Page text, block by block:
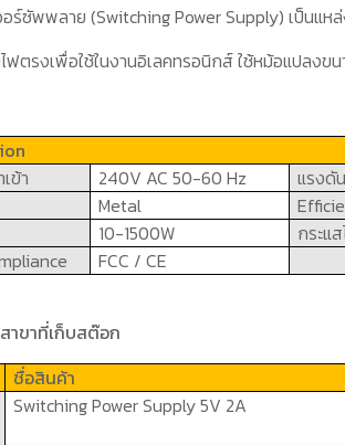
อร์ซัพพลาย (Switching Power Supply)เป็นแห
ฟตรงเพื่อใช้ในงานอิเลคทรอนิกส์ ใช้หม้อแปลง
ข้า
240V AC 50-60 Hz แรงดั
Metal
10-1500W กระแ
FCC / CE
าขาที่เก็บสต๊อก
ชื่อสินค้า
Switching Power Supply5V 2A